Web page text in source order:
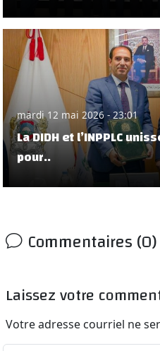
mardi 12 mai 2026 - 23:01
La DIDH et l’INPPLC
pour..
Commentaires (0)
Laissez votre
Votre adresse courriel ne